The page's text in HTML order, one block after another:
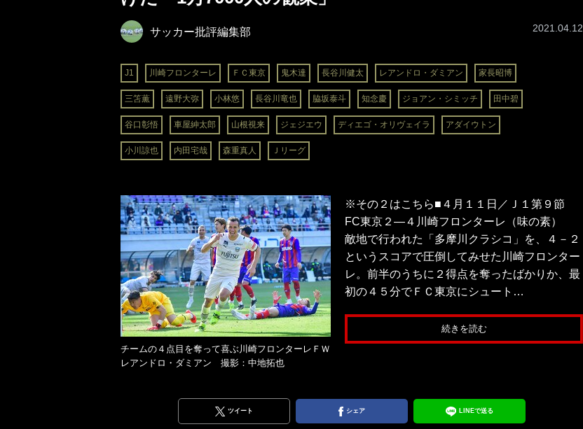
サッカー批評編集部
J1 川崎フロンターレ ＦＣ東京 鬼木達 長谷川健太 レアンドロ・ダミアン 家長昭博
三笘薫 遠野大弥 小林悠 長谷川竜也 脇坂泰斗 知念慶 ジョアン・シミッチ 田中碧
谷口彰悟 車屋紳太郎 山根視来 ジェジエウ ディエゴ・オリヴェイラ アダイウトン
小川諒也 内田宅哉 森重真人 Ｊリーグ
2021.04.12
チームの４点目を奪って喜ぶ川崎フロンターレＦＷ
レアンドロ・ダミアン 撮影：中地拓也
※その２はこちら■４月１１日／Ｊ１第９節
FC東京２―４川崎フロンターレ（味の素）
敵地で行われた「多摩川クラシコ」を、４－２
というスコアで圧倒してみせた川崎フロンター
レ。前半のうちに２得点を奪ったばかりか、最
初の４５分でＦＣ東京にシュート…
続きを読む
ツイート シェア LINEで送る